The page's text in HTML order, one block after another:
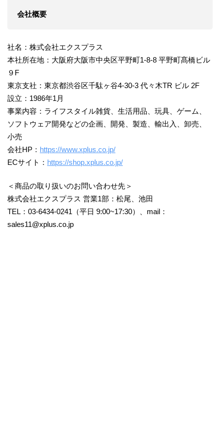
会社概要
社名：株式会社エクスプラス
本社所在地：大阪府大阪市中央区平野町1-8-8 平野町髙橋ビル
９F
東京支社：東京都渋谷区千駄ヶ谷4-30-3 代々木TR ビル 2F
設立：1986年1月
事業内容：ライフスタイル雑貨、生活用品、玩具、ゲーム、
ソフトウェア開発などの企画、開発、製造、輸出入、卸売、
小売
会社HP： https://www.xplus.co.jp/
ECサイト： https://shop.xplus.co.jp/
＜商品の取り扱いのお問い合わせ先＞
株式会社エクスプラス 営業1部：松尾、池田
TEL：03-6434-0241（平日 9:00~17:30）、mail：
sales11@xplus.co.jp